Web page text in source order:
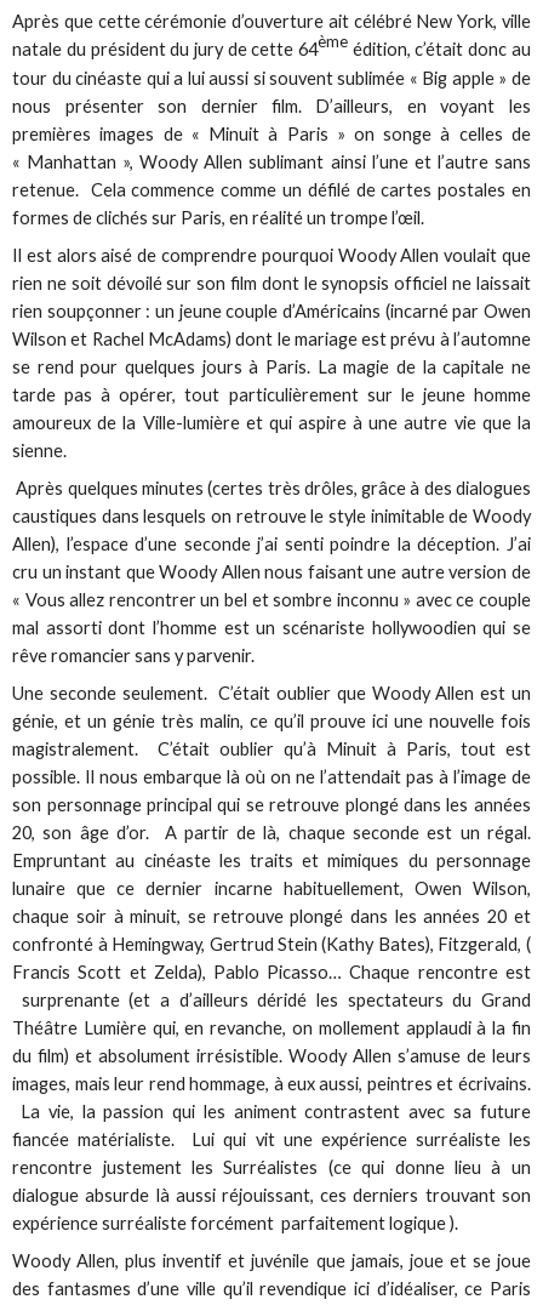
Après que cette cérémonie d’ouverture ait célébré New York, ville
natale du président du jury de cette 64ème édition, c’était donc au
tour du cinéaste qui a lui aussi si souvent sublimée « Big apple » de
nous présenter son dernier film. D’ailleurs, en voyant les
premières images de « Minuit à Paris » on songe à celles de
« Manhattan », Woody Allen sublimant ainsi l’une et l’autre sans
retenue. Cela commence comme un défilé de cartes postales en
formes de clichés sur Paris, en réalité un trompe l’œil.
Il est alors aisé de comprendre pourquoi Woody Allen voulait que
rien ne soit dévoilé sur son film dont le synopsis officiel ne laissait
rien soupçonner : un jeune couple d’Américains (incarné par Owen
Wilson et Rachel McAdams) dont le mariage est prévu à l’automne
se rend pour quelques jours à Paris. La magie de la capitale ne
tarde pas à opérer, tout particulièrement sur le jeune homme
amoureux de la Ville-lumière et qui aspire à une autre vie que la
sienne.
Après quelques minutes (certes très drôles, grâce à des dialogues
caustiques dans lesquels on retrouve le style inimitable de Woody
Allen), l’espace d’une seconde j’ai senti poindre la déception. J’ai
cru un instant que Woody Allen nous faisant une autre version de
« Vous allez rencontrer un bel et sombre inconnu » avec ce couple
mal assorti dont l’homme est un scénariste hollywoodien qui se
rêve romancier sans y parvenir.
Une seconde seulement. C’était oublier que Woody Allen est un
génie, et un génie très malin, ce qu’il prouve ici une nouvelle fois
magistralement. C’était oublier qu’à Minuit à Paris, tout est
possible. Il nous embarque là où on ne l’attendait pas à l’image de
son personnage principal qui se retrouve plongé dans les années
20, son âge d’or. A partir de là, chaque seconde est un régal.
Empruntant au cinéaste les traits et mimiques du personnage
lunaire que ce dernier incarne habituellement, Owen Wilson,
chaque soir à minuit, se retrouve plongé dans les années 20 et
confronté à Hemingway, Gertrud Stein (Kathy Bates), Fitzgerald, (
Francis Scott et Zelda), Pablo Picasso… Chaque rencontre est
surprenante (et a d’ailleurs déridé les spectateurs du Grand
Théâtre Lumière qui, en revanche, on mollement applaudi à la fin
du film) et absolument irrésistible. Woody Allen s’amuse de leurs
images, mais leur rend hommage, à eux aussi, peintres et écrivains.
La vie, la passion qui les animent contrastent avec sa future
fiancée matérialiste. Lui qui vit une expérience surréaliste les
rencontre justement les Surréalistes (ce qui donne lieu à un
dialogue absurde là aussi réjouissant, ces derniers trouvant son
expérience surréaliste forcément parfaitement logique ).
Woody Allen, plus inventif et juvénile que jamais, joue et se joue
des fantasmes d’une ville qu’il revendique ici d’idéaliser, ce Paris